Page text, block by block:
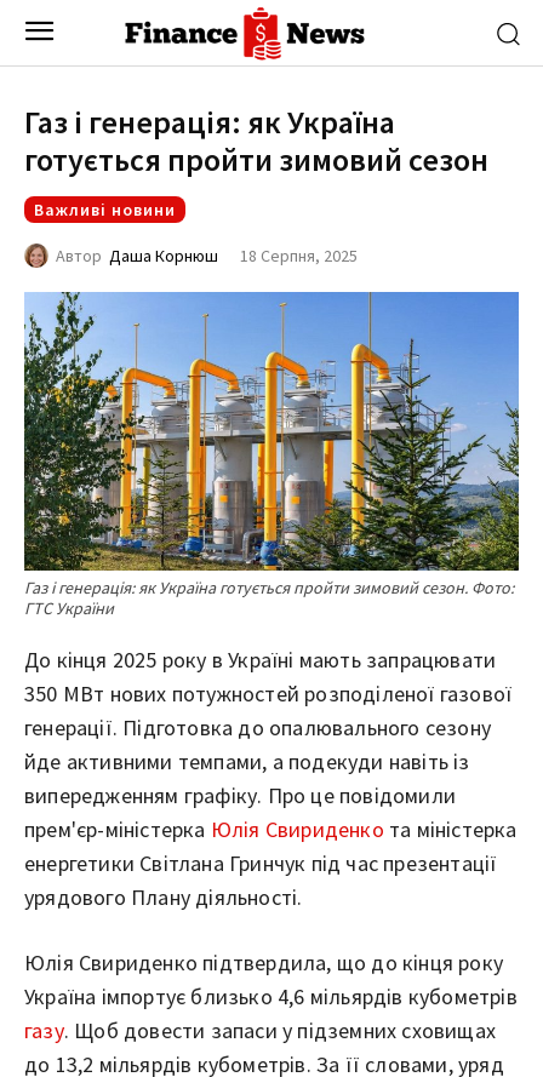
Газ і генерація: як Україна
готується пройти зимовий сезон
Важливі новини
Автор Даша Корнюш 18 Серпня, 2025
Газ і генерація: як Україна готується пройти зимовий сезон. Фото:
ГТС України
До кінця 2025 року в Україні мають запрацювати
350 МВт нових потужностей розподіленої газової
генерації. Підготовка до опалювального сезону
йде активними темпами, а подекуди навіть із
випередженням графіку. Про це повідомили
прем'єр-міністерка Юлія Свириденко та міністерка
енергетики Світлана Гринчук під час презентації
урядового Плану діяльності.
Юлія Свириденко підтвердила, що до кінця року
Україна імпортує близько 4,6 мільярдів кубометрів
газу. Щоб довести запаси у підземних сховищах
до 13,2 мільярдів кубометрів. За її словами, уряд